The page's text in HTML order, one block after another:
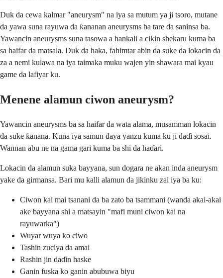
Duk da cewa kalmar "aneurysm" na iya sa mutum ya ji tsoro, mutane
da yawa suna rayuwa da ƙananan aneurysms ba tare da saninsa ba.
Yawancin aneurysms suna tasowa a hankali a cikin shekaru kuma ba
sa haifar da matsala. Duk da haka, fahimtar abin da suke da lokacin da
za a nemi kulawa na iya taimaka muku wajen yin shawara mai kyau
game da lafiyar ku.
Menene alamun ciwon aneurysm?
Yawancin aneurysms ba sa haifar da wata alama, musamman lokacin
da suke ƙanana. Kuna iya samun daya yanzu kuma ku ji daɗi sosai.
Wannan abu ne na gama gari kuma ba shi da haɗari.
Lokacin da alamun suka bayyana, sun dogara ne akan inda aneurysm
yake da girmansa. Bari mu kalli alamun da jikinku zai iya ba ku:
Ciwon kai mai tsanani da ba zato ba tsammani (wanda akai-akai
ake bayyana shi a matsayin "mafi muni ciwon kai na
rayuwarka")
Wuyar wuya ko ciwo
Tashin zuciya da amai
Rashin jin daɗin haske
Ganin fuska ko ganin abubuwa biyu